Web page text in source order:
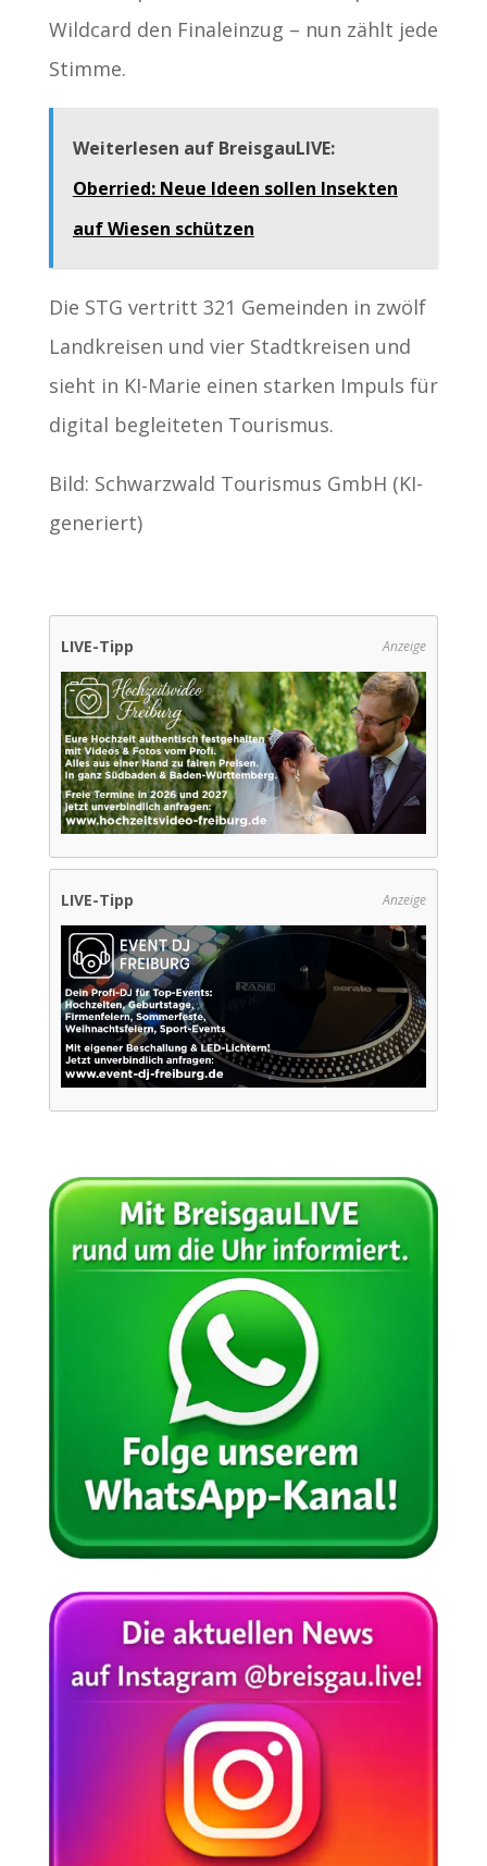
Wildcard den Finaleinzug – nun zählt jede
Stimme.
Weiterlesen auf BreisgauLIVE:
Oberried: Neue Ideen sollen Insekten
auf Wiesen schützen
Die STG vertritt 321 Gemeinden in zwölf
Landkreisen und vier Stadtkreisen und
sieht in KI-Marie einen starken Impuls für
digital begleiteten Tourismus.
Bild: Schwarzwald Tourismus GmbH (KI-
generiert)
LIVE-Tipp Anzeige
LIVE-Tipp Anzeige